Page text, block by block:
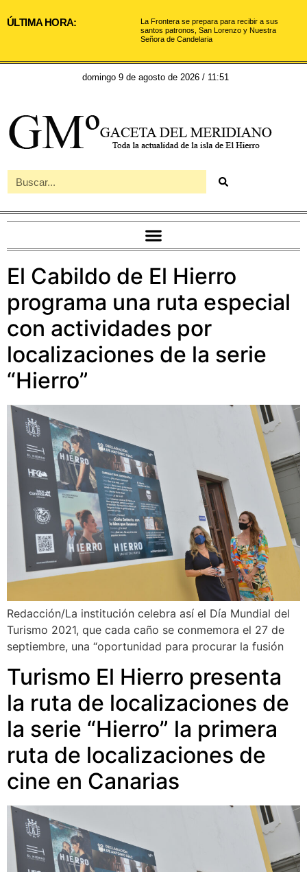
ÚLTIMA HORA:
La Frontera se prepara para recibir a sus
santos patronos, San Lorenzo y Nuestra
Señora de Candelaria
domingo 9 de agosto de 2026 / 11:51
El Cabildo de El Hierro
programa una ruta especial
con actividades por
localizaciones de la serie
“Hierro”
Redacción/La institución celebra así el Día Mundial del
Turismo 2021, que cada caño se conmemora el 27 de
septiembre, una “oportunidad para procurar la fusión
Turismo El Hierro presenta
la ruta de localizaciones de
la serie “Hierro” la primera
ruta de localizaciones de
cine en Canarias